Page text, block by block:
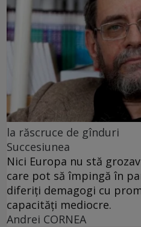
la răscruce de gînduri
Succesiunea
Nici Europa nu stă
care pot să împingă în
diferiți demagogi cu
capacități mediocre.
Andrei CORNEA